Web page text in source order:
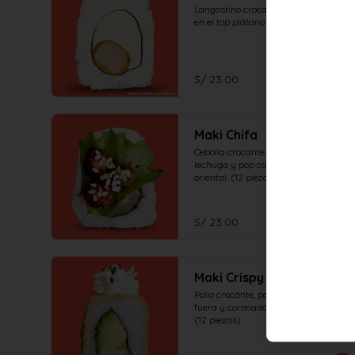
Langostino crocante, queso crema,
en el top plátano. (12 piezas)
S/ 23.00
Maki Chifa
Cebolla crocante, palta, coronado de
lechuga y pop corn de pollo en salsa
oriental. (12 piezas)
S/ 23.00
Maki Crispy
Pollo crocante, palta, crocante por
fuera y coronado de ensalada oishi.
(12 piezas)